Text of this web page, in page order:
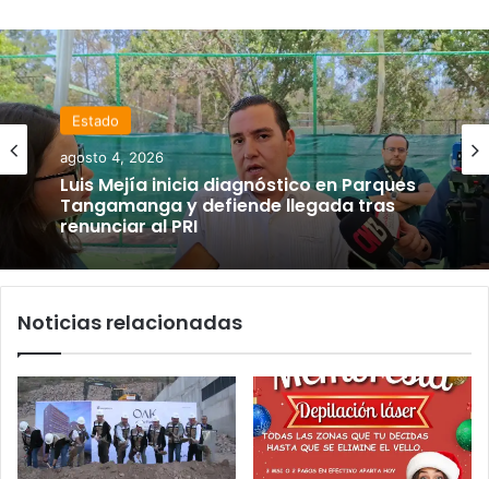
Estado
agosto 4, 2026
Luis Mejía inicia diagnóstico en Parques
Tangamanga y defiende llegada tras
renunciar al PRI
Noticias relacionadas